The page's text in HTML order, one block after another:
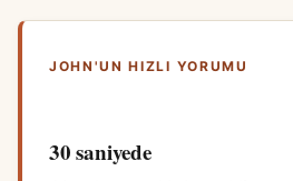
JOHN'UN HIZLI YORUMU
30 saniyede